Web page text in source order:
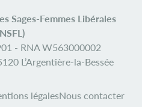
Sages-Femmes Libérales
- RNA W563000002
L’Argentière-la-Bessée
légalesNous contacter